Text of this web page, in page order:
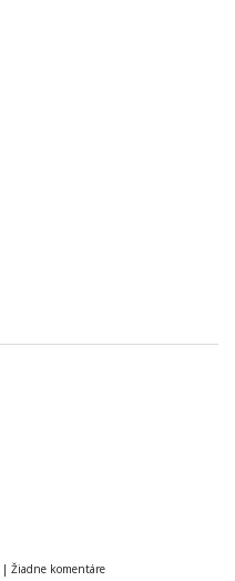
| Žiadne komentáre